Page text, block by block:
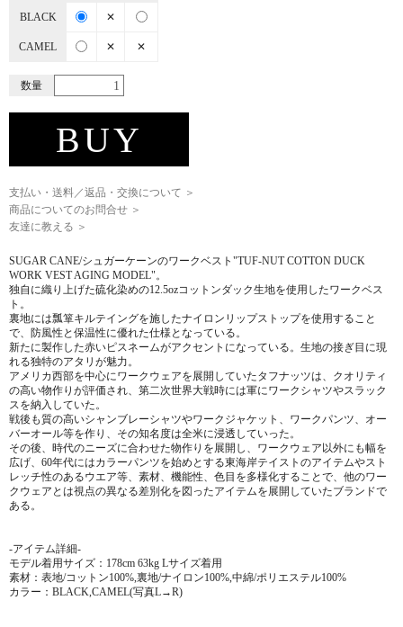
BLACK ✕
CAMEL ✕ ✕
数量
BUY
支払い・送料／返品・交換について ＞
商品についてのお問合せ ＞
友達に教える ＞
SUGAR CANE/シュガーケーンのワークベスト"TUF-NUT COTTON DUCK
WORK VEST AGING MODEL"。
独自に織り上げた硫化染めの12.5ozコットンダック生地を使用したワークベス
ト。
裏地には瓢箪キルテイングを施したナイロンリップストップを使用すること
で、防風性と保温性に優れた仕様となっている。
新たに製作した赤いピスネームがアクセントになっている。生地の接ぎ目に現
れる独特のアタリが魅力。
アメリカ西部を中心にワークウェアを展開していたタフナッツは、クオリティ
の高い物作りが評価され、第二次世界大戦時には軍にワークシャツやスラック
スを納入していた。
戦後も質の高いシャンブレーシャツやワークジャケット、ワークパンツ、オー
バーオール等を作り、その知名度は全米に浸透していった。
その後、時代のニーズに合わせた物作りを展開し、ワークウェア以外にも幅を
広げ、60年代にはカラーパンツを始めとする東海岸テイストのアイテムやスト
レッチ性のあるウエア等、素材、機能性、色目を多様化することで、他のワー
クウェアとは視点の異なる差別化を図ったアイテムを展開していたブランドで
ある。
-アイテム詳細-
モデル着用サイズ：178cm 63kg Lサイズ着用
素材：表地/コットン100%,裏地/ナイロン100%,中綿/ポリエステル100%
カラー：BLACK,CAMEL(写真L→R)